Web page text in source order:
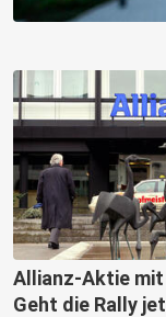
Allianz-Aktie
Geht die Rally